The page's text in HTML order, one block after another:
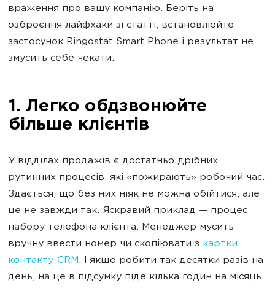
враження про вашу компанію. Беріть на
озброєння лайфхаки зі статті, встановлюйте
застосунок Ringostat Smart Phone і результат не
змусить себе чекати.
1. Легко обдзвонюйте
більше клієнтів
У відділах продажів є достатньо дрібних
рутинних процесів, які «пожирають» робочий час.
Здається, що без них ніяк не можна обійтися, але
це не завжди так. Яскравий приклад — процес
набору телефона клієнта. Менеджер мусить
вручну ввести номер чи скопіювати з картки
контакту CRM. І якщо робити так десятки разів на
день, на це в підсумку піде кілька годин на місяць.